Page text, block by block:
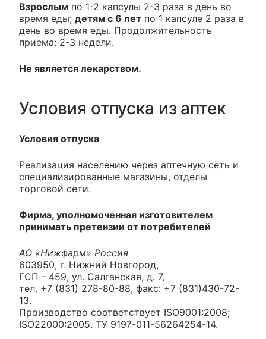
Взрослым по 1-2 капсулы 2-3 раза в день во
время еды; детям с 6 лет по 1 капсуле 2 раза в
день во время еды. Продолжительность
приема: 2-3 недели.
Не является лекарством.
Условия отпуска из аптек
Условия отпуска
Реализация населению через аптечную сеть и
специализированные магазины, отделы
торговой сети.
Фирма, уполномоченная изготовителем
принимать претензии от потребителей
АО «Нижфарм» Россия
603950, г. Нижний Новгород,
ГСП - 459, ул. Салганская, д. 7,
тел. +7 (831) 278-80-88, факс: +7 (831)430-72-
13.
Производство соответствует ISO9001:2008;
ISO22000:2005. ТУ 9197-011-56264254-14.